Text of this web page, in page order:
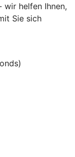
wir helfen Ihnen,
Sie sich